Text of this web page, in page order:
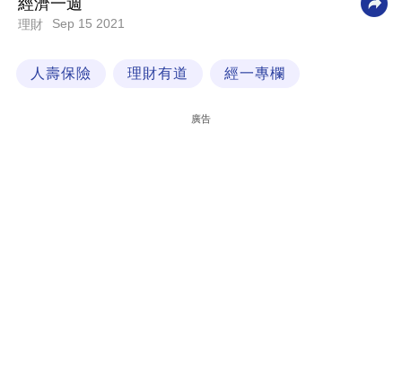
科
經濟一週
理財 Sep 15 2021
人壽保險 理財有道 經一專欄
廣告